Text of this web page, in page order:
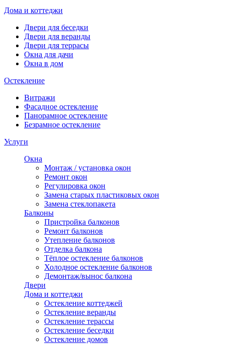
Дома и коттеджи
Двери для беседки
Двери для веранды
Двери для террасы
Окна для дачи
Окна в дом
Остекление
Витражи
Фасадное остекление
Панорамное остекление
Безрамное остекление
Услуги
Окна
Монтаж / установка окон
Ремонт окон
Регулировка окон
Замена старых пластиковых окон
Замена стеклопакета
Балконы
Пристройка балконов
Ремонт балконов
Утепление балконов
Отделка балкона
Тёплое остекление балконов
Холодное остекление балконов
Демонтаж/вынос балкона
Двери
Дома и коттеджи
Остекление коттеджей
Остекление веранды
Остекление терассы
Остекление беседки
Остекление домов